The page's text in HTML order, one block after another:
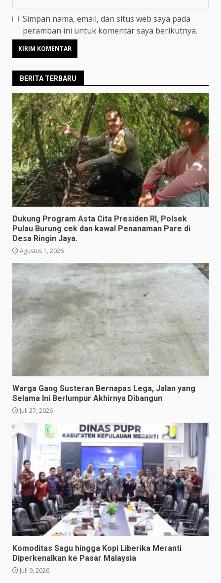
Simpan nama, email, dan situs web saya pada
peramban ini untuk komentar saya berikutnya.
BERITA TERBARU
Dukung Program Asta Cita Presiden RI, Polsek
Pulau Burung cek dan kawal Penanaman Pare di
Desa Ringin Jaya.
Agustus 1, 2026
Warga Gang Susteran Bernapas Lega, Jalan yang
Selama Ini Berlumpur Akhirnya Dibangun
Juli 27, 2026
Komoditas Sagu hingga Kopi Liberika Meranti
Diperkenalkan ke Pasar Malaysia
Juli 9, 2026